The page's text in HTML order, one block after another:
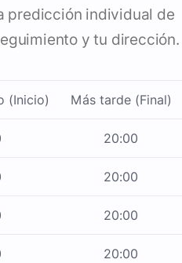
predicción individual de
y tu dirección.
(Inicio) Más tarde (Final)
20:00
20:00
20:00
20:00